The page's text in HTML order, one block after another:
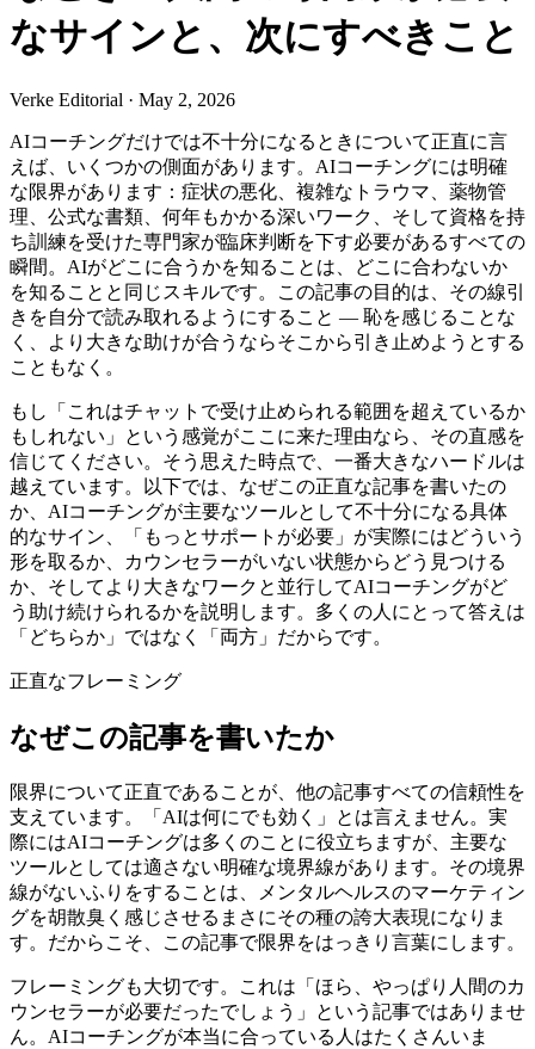
なサインと、次にすべきこと
Verke Editorial · May 2, 2026
AIコーチングだけでは不十分になるときについて正直に言
えば、いくつかの側面があります。AIコーチングには明確
な限界があります：症状の悪化、複雑なトラウマ、薬物管
理、公式な書類、何年もかかる深いワーク、そして資格を持
ち訓練を受けた専門家が臨床判断を下す必要があるすべての
瞬間。AIがどこに合うかを知ることは、どこに合わないか
を知ることと同じスキルです。この記事の目的は、その線引
きを自分で読み取れるようにすること — 恥を感じることな
く、より大きな助けが合うならそこから引き止めようとする
こともなく。
もし「これはチャットで受け止められる範囲を超えているか
もしれない」という感覚がここに来た理由なら、その直感を
信じてください。そう思えた時点で、一番大きなハードルは
越えています。以下では、なぜこの正直な記事を書いたの
か、AIコーチングが主要なツールとして不十分になる具体
的なサイン、「もっとサポートが必要」が実際にはどういう
形を取るか、カウンセラーがいない状態からどう見つける
か、そしてより大きなワークと並行してAIコーチングがど
う助け続けられるかを説明します。多くの人にとって答えは
「どちらか」ではなく「両方」だからです。
正直なフレーミング
なぜこの記事を書いたか
限界について正直であることが、他の記事すべての信頼性を
支えています。「AIは何にでも効く」とは言えません。実
際にはAIコーチングは多くのことに役立ちますが、主要な
ツールとしては適さない明確な境界線があります。その境界
線がないふりをすることは、メンタルヘルスのマーケティン
グを胡散臭く感じさせるまさにその種の誇大表現になりま
す。だからこそ、この記事で限界をはっきり言葉にします。
フレーミングも大切です。これは「ほら、やっぱり人間のカ
ウンセラーが必要だったでしょう」という記事ではありませ
ん。AIコーチングが本当に合っている人はたくさんいま